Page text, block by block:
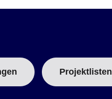
Projektlisten